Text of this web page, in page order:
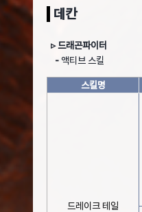
데칸
▹ 드래곤파이터
-액티브 스킬
스킬명
드레이크 테일